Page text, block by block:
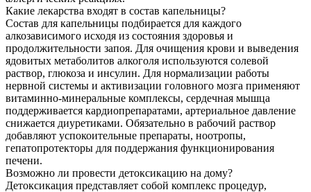
Какие лекарства входят в состав капельницы?
Состав для капельницы подбирается для каждого
алкозависимого исходя из состояния здоровья и
продолжительности запоя. Для очищения крови и выведения
ядовитых метаболитов алкоголя используются солевой
раствор, глюкоза и инсулин. Для нормализации работы
нервной системы и активизации головного мозга применяют
витаминно-минеральные комплексы, сердечная мышца
поддерживается кардиопрепаратами, артериальное давление
снижается диуретиками. Обязательно в рабочий раствор
добавляют успокоительные препараты, ноотропы,
гепатопротекторы для поддержания функционирования
печени.
Возможно ли провести детоксикацию на дому?
Детоксикация представляет собой комплекс процедур,